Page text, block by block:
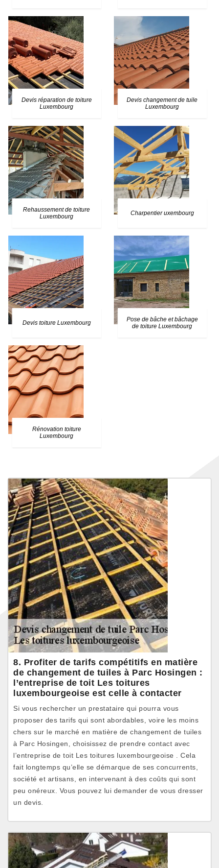
Devis réparation de toiture
Luxembourg
Devis changement de tuile
Luxembourg
Rehaussement de toiture
Luxembourg
Charpentier uxembourg
Devis toiture Luxembourg
Pose de bâche et bâchage
de toiture Luxembourg
Rénovation toiture
Luxembourg
8. Profiter de tarifs compétitifs en matière
de changement de tuiles à Parc Hosingen :
l’entreprise de toit Les toitures
luxembourgeoise est celle à contacter
Si vous rechercher un prestataire qui pourra vous
proposer des tarifs qui sont abordables, voire les moins
chers sur le marché en matière de changement de tuiles
à Parc Hosingen, choisissez de prendre contact avec
l’entreprise de toit Les toitures luxembourgeoise . Cela
fait longtemps qu’elle se démarque de ses concurrents,
société et artisans, en intervenant à des coûts qui sont
peu onéreux. Vous pouvez lui demander de vous dresser
un devis.